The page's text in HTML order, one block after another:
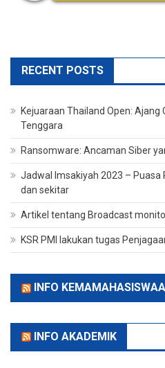
RECENT POSTS
Kejuaraan Thailand Open: Ajang
Tenggara
Ransomware: Ancaman Siber
Jadwal Imsakiyah 2023 – Puasa
dan sekitar
Artikel tentang Broadcast
KSR PMI lakukan tugas
INFO
INFO AKADEMIK